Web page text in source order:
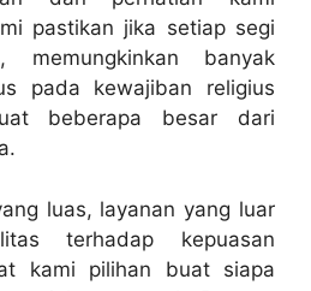
pastikan jika setiap segi
memungkinkan banyak
pada kewajiban religius
beberapa besar dari
luas, layanan yang luar
terhadap kepuasan
kami pilihan buat siapa